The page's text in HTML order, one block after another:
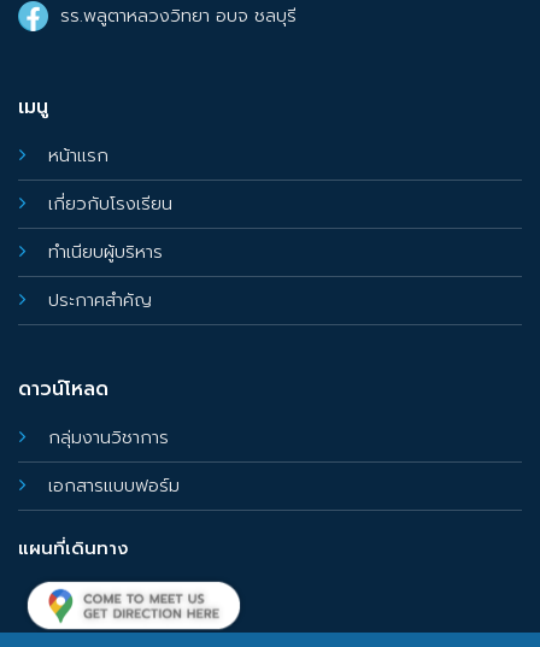
เมนู
หน้าแรก
เกี่ยวกับโรงเรียน
ทำเนียบผู้บริหาร
ประกาศสำคัญ
ดาวน์โหลด
กลุ่มงานวิชาการ
เอกสารแบบฟอร์ม
แผนที่เดินทาง
รร.พลูตาหลวงวิทยา อบจ ชลบุรี